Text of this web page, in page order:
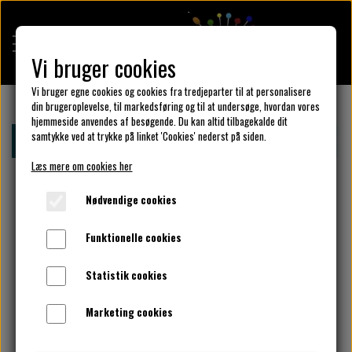
KULÖR DESIGN
DESIGN DIN KJOLE
UNIKA PAKKER
KLAR PARAT
Forside Design din KulörKjole Vælg design detaljer Her.
Vi bruger cookies
Vi bruger egne cookies og cookies fra tredjeparter til at personalisere
din brugeroplevelse, til markedsføring og til at undersøge, hvordan vores
hjemmeside anvendes af besøgende. Du kan altid tilbagekalde dit
samtykke ved at trykke på linket 'Cookies' nederst på siden.
Læs mere om cookies her
Nødvendige cookies
Funktionelle cookies
Statistik cookies
Marketing cookies